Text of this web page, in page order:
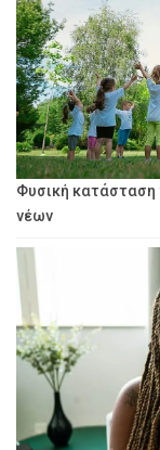
Φυσική κατάσταση
νέων